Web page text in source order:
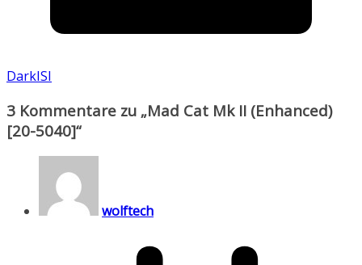
DarkISI
3 Kommentare zu „Mad Cat Mk II (Enhanced)
[20-5040]“
wolftech